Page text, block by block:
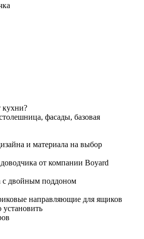
кухни?
фасады, базовая
и материала на выбор
от компании Boyard
с двойным поддоном
направляющие для ящиков